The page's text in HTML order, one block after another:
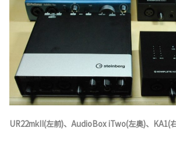
UR22mkII(左前)、AudioBox iTwo(左奥)、KA1(